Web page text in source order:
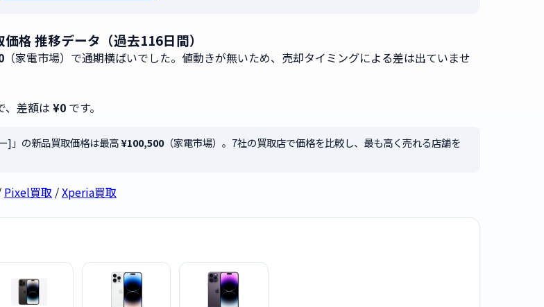
格 推移データ（過去116日間）
（家電市場）で通期横ばいでした。値動きが無いため、売却タイミングによる差は出ていませ
、差額は ¥0 です。
]」の新品買取価格は最高¥100,500（家電市場）。7社の買取店で価格を比較し、最も高く売れる店舗を
Pixel買取 /Xperia買取